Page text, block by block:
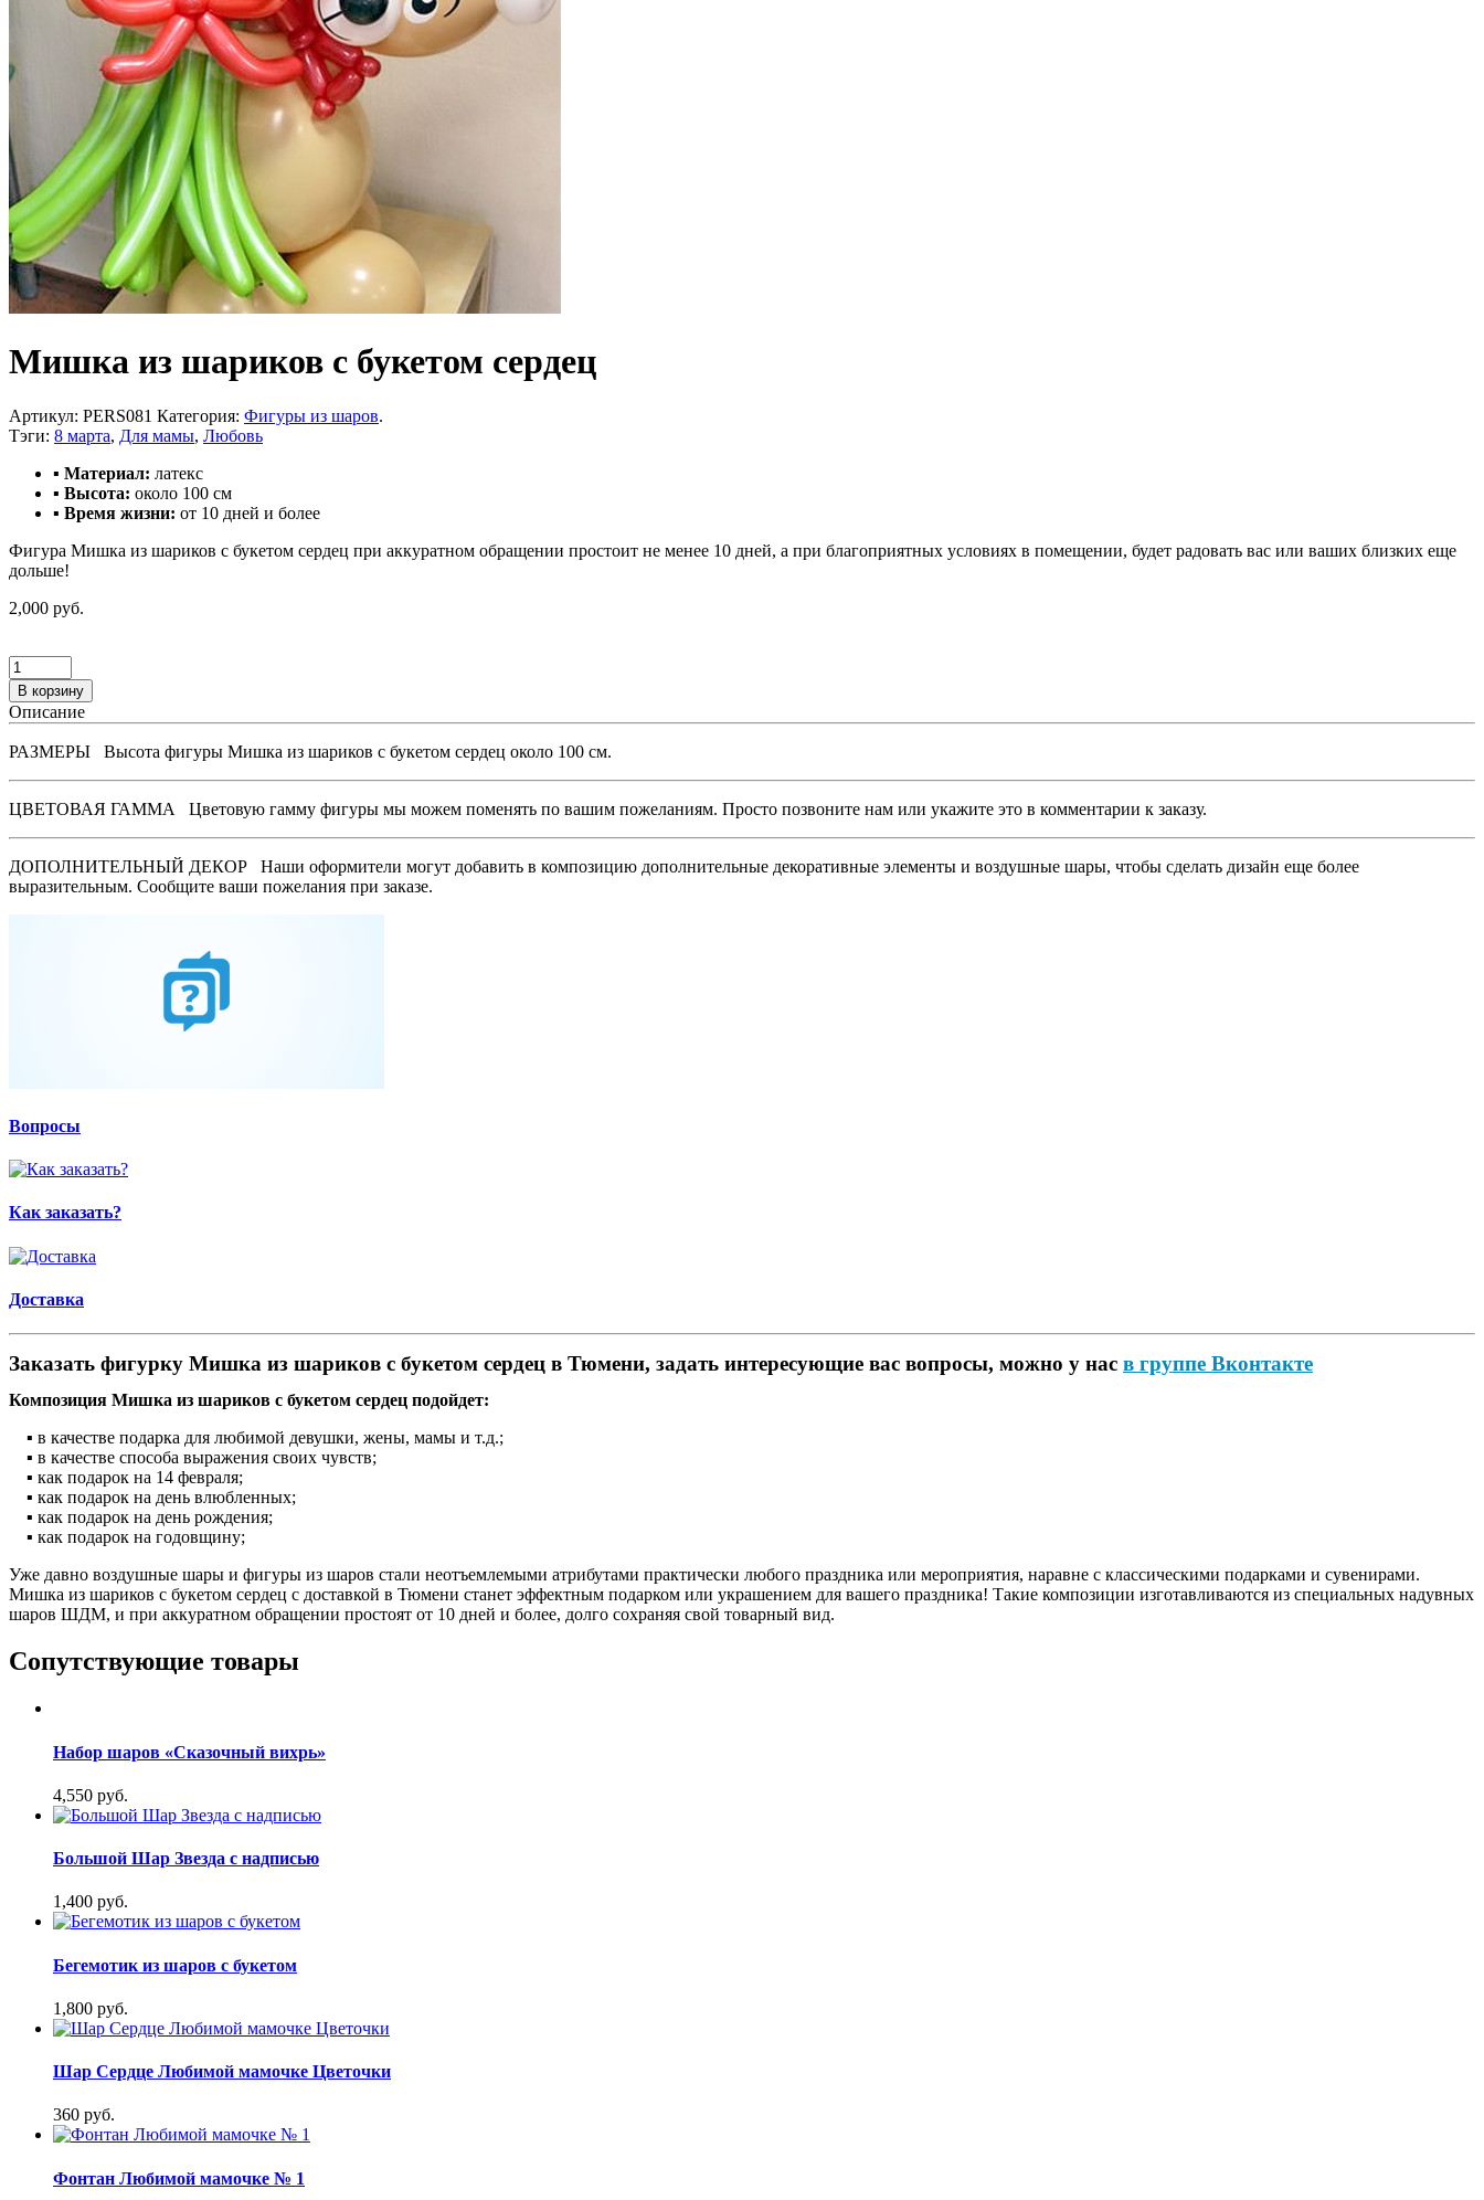
Мишка из шариков с букетом сердец
Артикул: PERS081 Категория: Фигуры из шаров.
Тэги: 8 марта, Для мамы, Любовь
▪ Материал: латекс
▪ Высота: около 100 см
▪ Время жизни: от 10 дней и более
Фигура Мишка из шариков с букетом сердец при аккуратном обращении простоит не менее 10 дней, а при благоприятных условиях в помещении, будет радовать вас или ваших близких еще
дольше!
2,000 руб.
В корзину
Описание
РАЗМЕРЫ Высота фигуры Мишка из шариков с букетом сердец около 100 см.
ЦВЕТОВАЯ ГАММА Цветовую гамму фигуры мы можем поменять по вашим пожеланиям. Просто позвоните нам или укажите это в комментарии к заказу.
ДОПОЛНИТЕЛЬНЫЙ ДЕКОР Наши оформители могут добавить в композицию дополнительные декоративные элементы и воздушные шары, чтобы сделать дизайн еще более
выразительным. Сообщите ваши пожелания при заказе.
Вопросы
Как заказать?
Доставка
Заказать фигурку Мишка из шариков с букетом сердец в Тюмени, задать интересующие вас вопросы, можно у нас в группе Вконтакте
Композиция Мишка из шариков с букетом сердец подойдет:
▪ в качестве подарка для любимой девушки, жены, мамы и т.д.;
▪ в качестве способа выражения своих чувств;
▪ как подарок на 14 февраля;
▪ как подарок на день влюбленных;
▪ как подарок на день рождения;
▪ как подарок на годовщину;
Уже давно воздушные шары и фигуры из шаров стали неотъемлемыми атрибутами практически любого праздника или мероприятия, наравне с классическими подарками и сувенирами.
Мишка из шариков с букетом сердец с доставкой в Тюмени станет эффектным подарком или украшением для вашего праздника! Такие композиции изготавливаются из специальных надувных
шаров ШДМ, и при аккуратном обращении простоят от 10 дней и более, долго сохраняя свой товарный вид.
Сопутствующие товары
Набор шаров «Сказочный вихрь»
4,550 руб.
Большой Шар Звезда с надписью
1,400 руб.
Бегемотик из шаров с букетом
1,800 руб.
Шар Сердце Любимой мамочке Цветочки
360 руб.
Фонтан Любимой мамочке № 1